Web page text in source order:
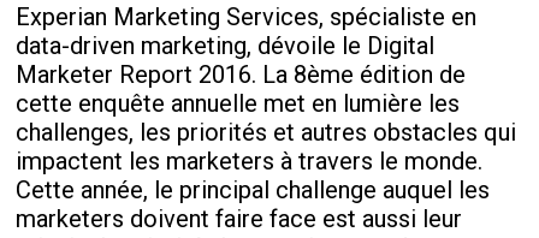
Experian Marketing Services, spécialiste en
data-driven marketing, dévoile le Digital
Marketer Report 2016. La 8ème édition de
cette enquête annuelle met en lumière les
challenges, les priorités et autres obstacles qui
impactent les marketers à travers le monde.
Cette année, le principal challenge auquel les
marketers doivent faire face est aussi leur